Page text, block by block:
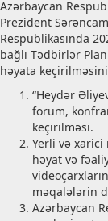
Azərbaycan
Prezident
Respublikasında
bağlı Tədbirlər
həyata
“Heydər
forum,
keçirilməsi.
Yerli və
həyat və
məqalələrin
Azərbaycan